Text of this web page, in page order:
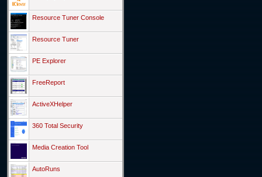
Resource Tuner Console
Resource Tuner
PE Explorer
FreeReport
ActiveXHelper
360 Total Security
Media Creation Tool
AutoRuns